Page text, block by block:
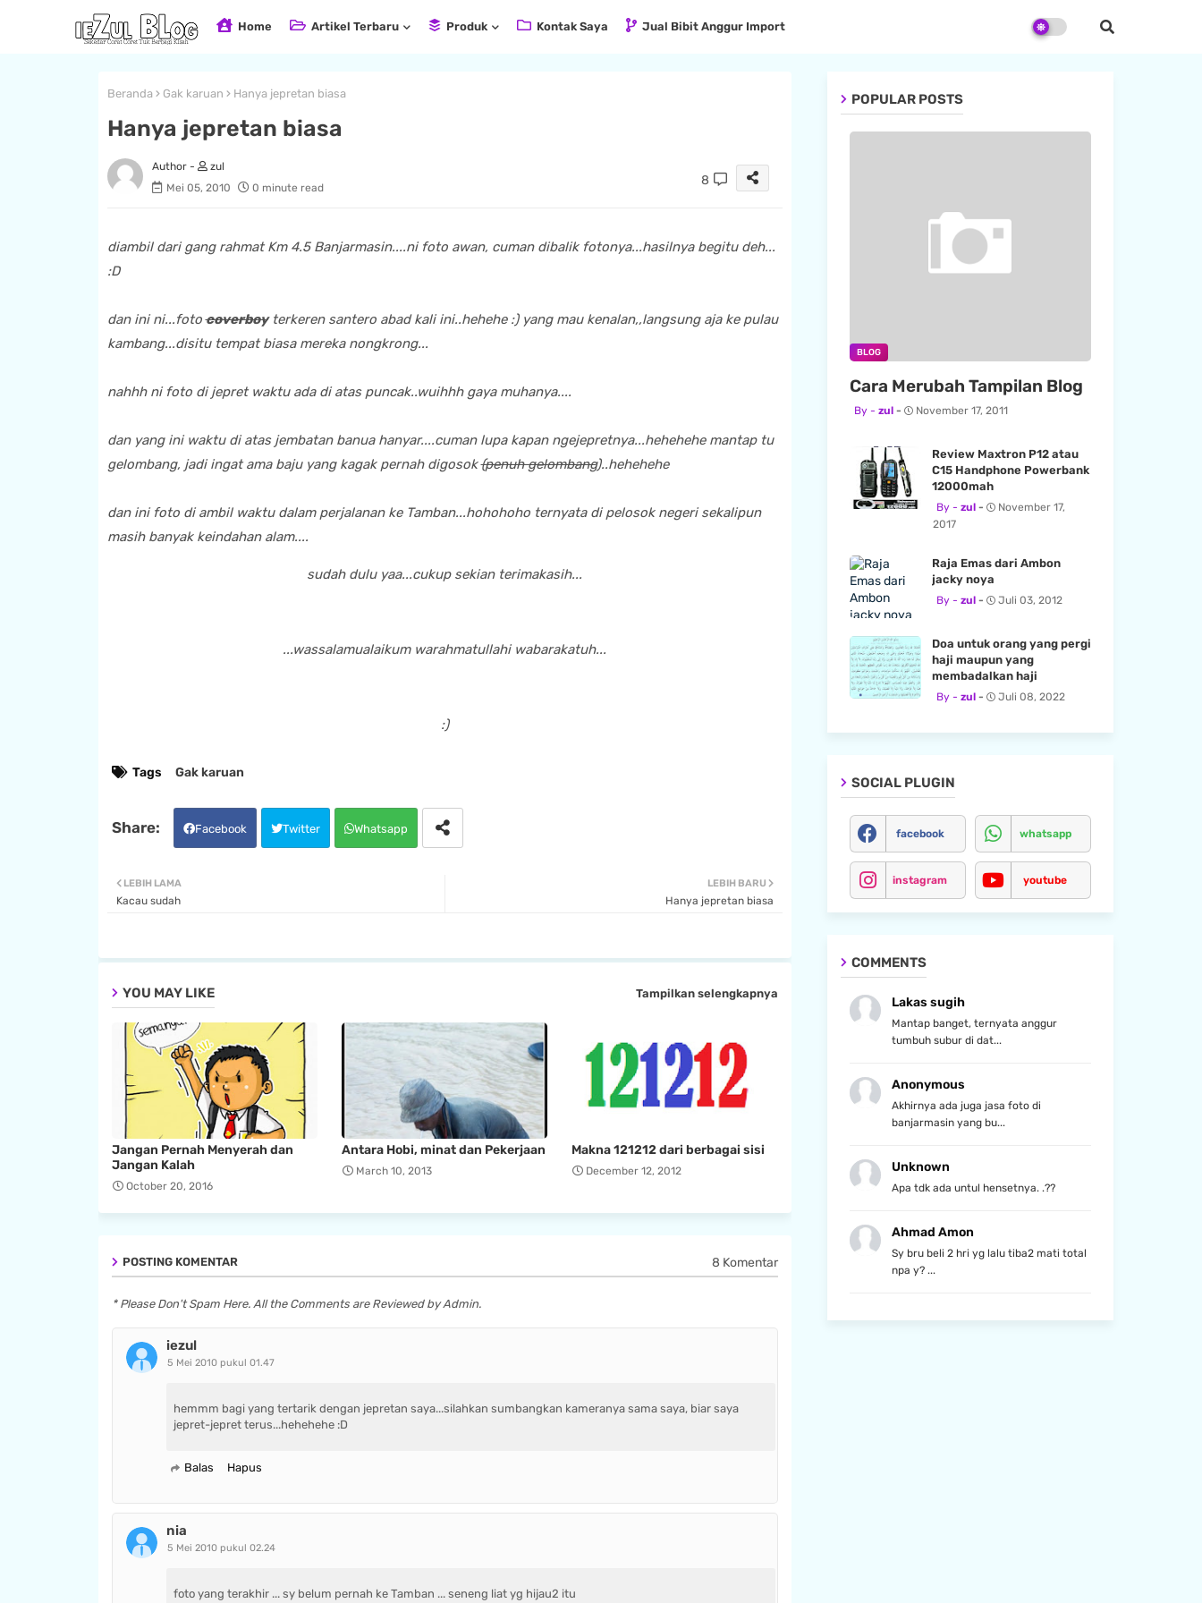
Home Artikel Terbaru Produk Kontak Saya Jual Bibit Anggur Import
Beranda Gak karuan Hanya jepretan biasa
Hanya jepretan biasa
zul
Mei 05, 2010
0 minute read
8
diambil dari gang rahmat Km 4.5 Banjarmasin....ni foto awan, cuman dibalik fotonya...hasilnya begitu deh...
:D
dan ini ni...fotocoverboyterkeren santero abad kali ini..hehehe :) yang mau kenalan,,langsung aja ke pulau
kambang...disitu tempat biasa mereka nongkrong...
nahhh ni foto di jepret waktu ada di atas puncak..wuihhh gaya muhanya....
dan yang ini waktu di atas jembatan banua hanyar....cuman lupa kapan ngejepretnya...hehehehe mantap tu
gelombang, jadi ingat ama baju yang kagak pernah digosok(penuh gelombang)..hehehehe
dan ini foto di ambil waktu dalam perjalanan ke Tamban...hohohoho ternyata di pelosok negeri sekalipun
masih banyak keindahan alam....
sudah dulu yaa...cukup sekian terimakasih...
...wassalamualaikum warahmatullahi wabarakatuh...
:)
Tags Gak karuan
Facebook Twitter Whatsapp
LEBIH BARU
Hanya jepretan biasa
LEBIH LAMA
Kacau sudah
YOU MAY LIKE Tampilkan selengkapnya
Jangan Pernah Menyerah dan
Jangan Kalah
October 20, 2016
Antara Hobi, minat dan Pekerjaan
March 10, 2013
Makna 121212 dari berbagai sisi
December 12, 2012
POSTING KOMENTAR 8 Komentar
* Please Don't Spam Here. All the Comments are Reviewed by Admin.
iezul
5 Mei 2010 pukul 01.47
hemmm bagi yang tertarik dengan jepretan saya...silahkan sumbangkan kameranya sama saya, biar saya
jepret-jepret terus...hehehehe :D
Balas Hapus
nia
5 Mei 2010 pukul 02.24
foto yang terakhir ... sy belum pernah ke Tamban ... seneng liat yg hijau2 itu
POPULAR POSTS
BLOG
Cara Merubah Tampilan Blog
zul November 17, 2011
Review Maxtron P12 atau
C15 Handphone Powerbank
12000mah
zul
November 17,
2017
Raja Emas dari Ambon
jacky noya
zul Juli 03, 2012
Doa untuk orang yang pergi
haji maupun yang
membadalkan haji
zul Juli 08, 2022
SOCIAL PLUGIN
facebook whatsapp
instagram youtube
COMMENTS
Lakas sugih
Mantap banget, ternyata anggur
tumbuh subur di dat...
Anonymous
Akhirnya ada juga jasa foto di
banjarmasin yang bu...
Unknown
Apa tdk ada untul hensetnya. .??
Ahmad Amon
Sy bru beli 2 hri yg lalu tiba2 mati total
npa y? ...